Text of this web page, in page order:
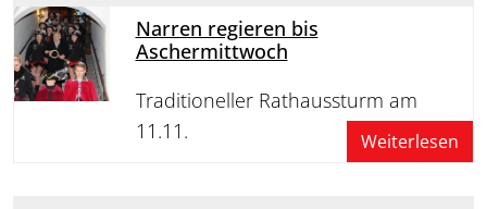
Narren regieren bis
Aschermittwoch
Traditioneller Rathaussturm am
11.11.
Weiterlesen